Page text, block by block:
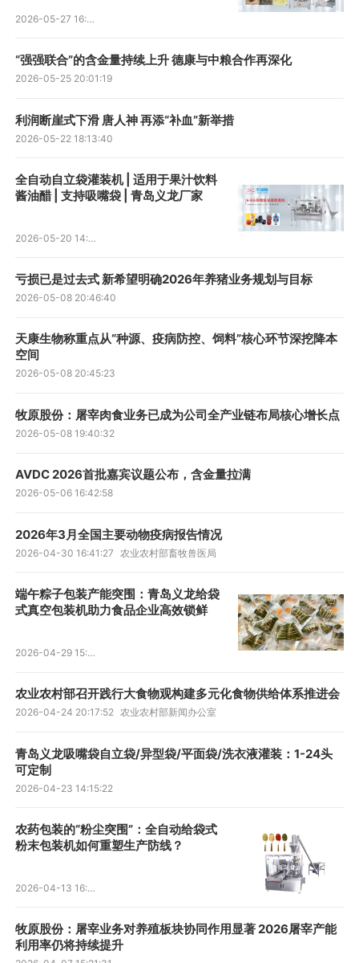
2026-05-27 16:40:36
“强强联合”的含金量持续上升 德康与中粮合作再深化
2026-05-25 20:01:19
利润断崖式下滑 唐人神 再添“补血”新举措
2026-05-22 18:13:40
全自动自立袋灌装机 | 适用于果汁饮料
酱油醋 | 支持吸嘴袋 | 青岛义龙厂家
2026-05-20 14:47:50
亏损已是过去式 新希望明确2026年养猪业务规划与目标
2026-05-08 20:46:40
天康生物称重点从“种源、疫病防控、饲料”核心环节深挖降本
空间
2026-05-08 20:45:23
牧原股份：屠宰肉食业务已成为公司全产业链布局核心增长点
2026-05-08 19:40:32
AVDC 2026首批嘉宾议题公布，含金量拉满
2026-05-06 16:42:58
2026年3月全国主要动物疫病报告情况
2026-04-30 16:41:27 农业农村部畜牧兽医局
端午粽子包装产能突围：青岛义龙给袋
式真空包装机助力食品企业高效锁鲜
2026-04-29 15:41:30
农业农村部召开践行大食物观构建多元化食物供给体系推进会
2026-04-24 20:17:52 农业农村部新闻办公室
青岛义龙吸嘴袋自立袋/异型袋/平面袋/洗衣液灌装：1-24头
可定制
2026-04-23 14:15:22
农药包装的“粉尘突围”：全自动给袋式
粉末包装机如何重塑生产防线？
2026-04-13 16:59:08
牧原股份：屠宰业务对养殖板块协同作用显著 2026屠宰产能
利用率仍将持续提升